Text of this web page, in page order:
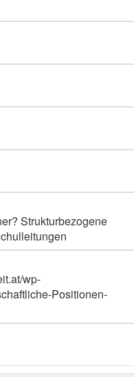
Strukturbezogene
wp-
Positionen-